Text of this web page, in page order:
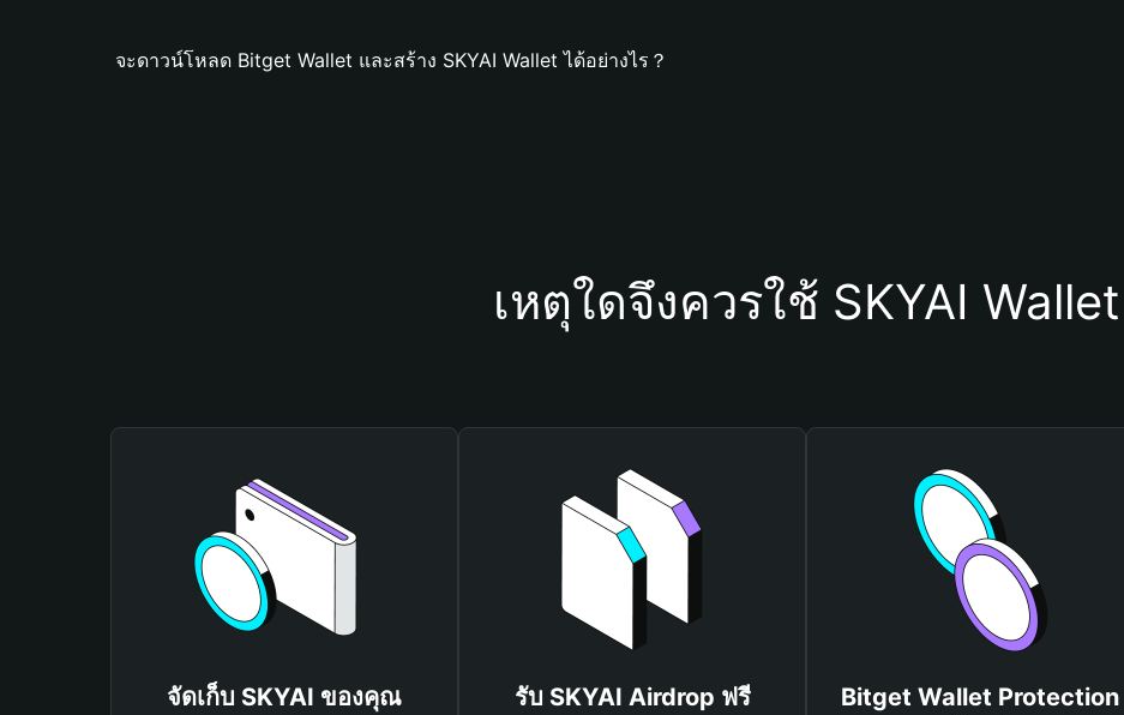
จะดาวน์โหลด Bitget Wallet และสร้าง SKYAI Wallet ได้อย่างไร？
เหตุใดจึงควรใช้ SKYAI Wallet
จัดเก็บ SKYAI ของคุณ รับ SKYAI Airdrop ฟรี
Bitget Wallet Protection